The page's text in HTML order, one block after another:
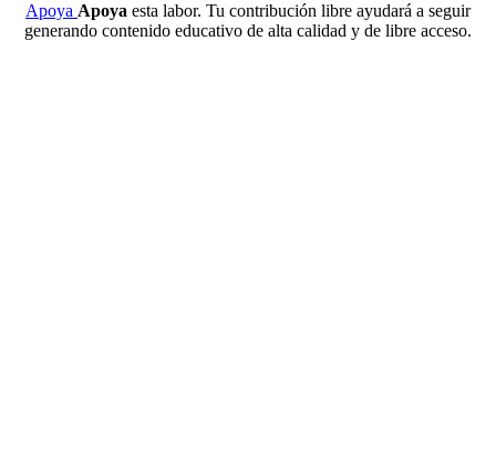
Apoya Apoya esta labor. Tu contribución libre ayudará a seguir
generando contenido educativo de alta calidad y de libre acceso.